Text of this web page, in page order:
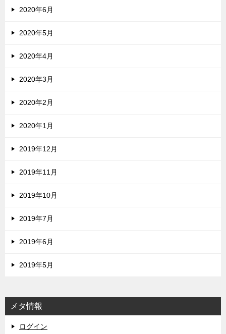
2020年6月
2020年5月
2020年4月
2020年3月
2020年2月
2020年1月
2019年12月
2019年11月
2019年10月
2019年7月
2019年6月
2019年5月
メタ情報
ログイン